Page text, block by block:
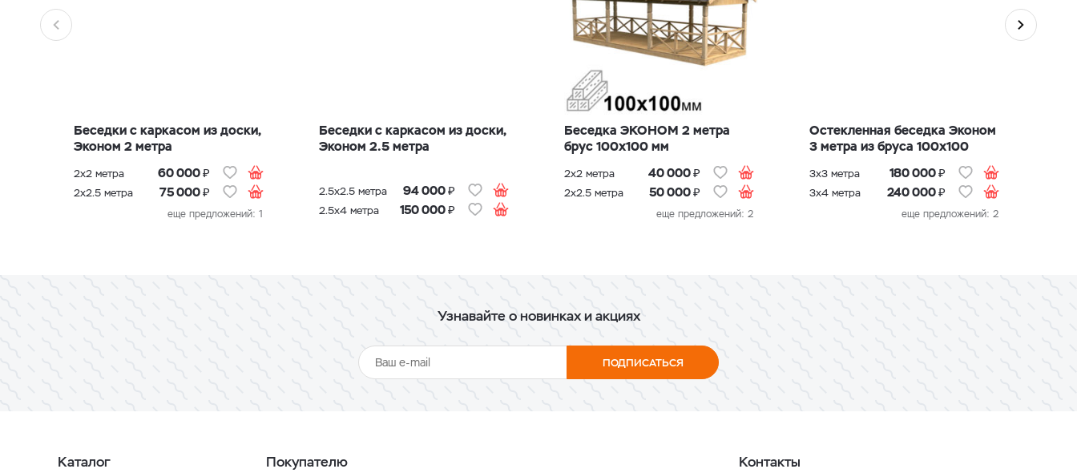
2х2 метра 60 000₽
2х2.5 метра 75 000₽
еще предложений: 1
2.5х2.5 метра 94 000₽
2.5х4 метра 150 000₽
Беседка ЭКОНОМ 2 метра
брус 100х100 мм
2х2 метра 40 000₽
2х2.5 метра 50 000₽
еще предложений: 2
3х3 метра 180 000₽
3х4 метра 240 000₽
еще предложений: 2
Узнавайте о новинках и акциях
ПОДПИСАТЬСЯ
Каталог Покупателю Контакты